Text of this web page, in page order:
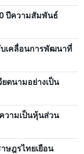
ปีความสัมพันธ์
เคลื่อนการพัฒนาที่
ยดนามอย่างเป็น
วามเป็นหุ้นส่วน
ษฎรไทยเยือน